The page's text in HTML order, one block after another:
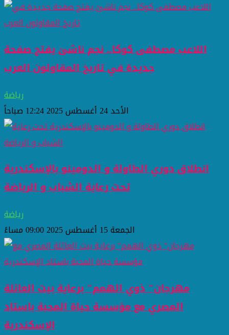
اللاعب مصطفى كوكا.. نجم ناشئ يفتح صفحة
جديدة في تاريخ المقاولون العرب
رياضة
الأحد 24 أغسطس 2025 12:24 صباحاً
انطلاق دوري الطاولة و الدومينو بالإسكندرية
تحت رعاية الشباب و الرياضة
رياضة
الجمعة 15 أغسطس 2025 09:00 مساءً
مهرجان" ذوي الهمم" برعاية بيت العائلة
المصري مع مؤسسة حياة المحبة باستاد
الإسكندرية